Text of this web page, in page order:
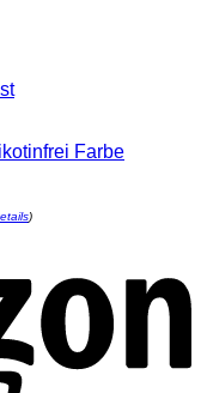
Farbe
)